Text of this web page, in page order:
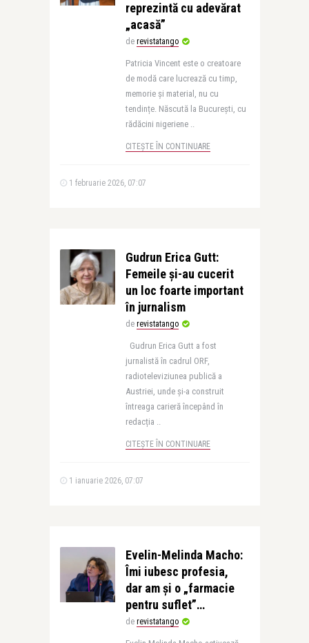
reprezintă cu adevărat
„acasă”
de revistatango
Patricia Vincent este o creatoare
de modă care lucrează cu timp,
memorie și material, nu cu
tendințe. Născută la București, cu
rădăcini nigeriene ..
CITEȘTE ÎN CONTINUARE
1 februarie 2026, 07:07
Gudrun Erica Gutt:
Femeile și-au cucerit
un loc foarte important
în jurnalism
de revistatango
Gudrun Erica Gutt a fost
jurnalistă în cadrul ORF,
radioteleviziunea publică a
Austriei, unde și-a construit
întreaga carieră începând în
redacția ..
CITEȘTE ÎN CONTINUARE
1 ianuarie 2026, 07:07
Evelin-Melinda Macho:
Îmi iubesc profesia,
dar am și o „farmacie
pentru suflet”…
de revistatango